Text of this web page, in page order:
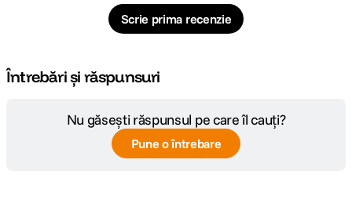
Scrie prima recenzie
Întrebări și răspunsuri
Nu găsești răspunsul pe care îl cauți?
Pune o întrebare